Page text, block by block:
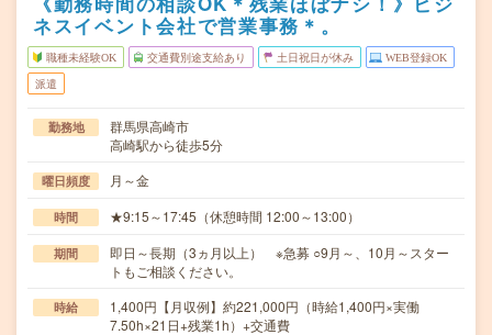
ネスイベント会社で営業事務＊。
職種未経験OK 交通費別途支給あり 土日祝日が休み WEB登録OK
派遣
勤務地
群馬県高崎市
高崎駅から徒歩5分
曜日頻度 月～金
時間 ★9:15～17:45（休憩時間 12:00～13:00）
期間
即日～長期（3ヵ月以上） ※急募 ○9月～、10月～スター
トもご相談ください。
時給
1,400円【月収例】約221,000円（時給1,400円×実働
7.50h×21日+残業1h）+交通費